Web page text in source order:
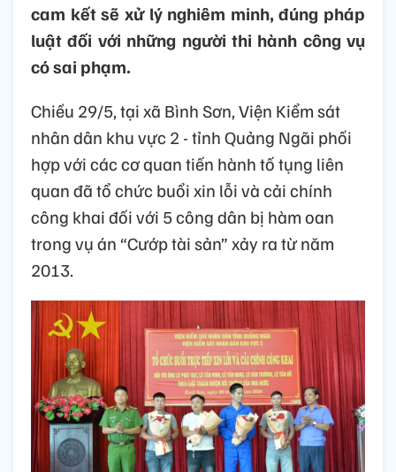
cam kết sẽ xử lý nghiêm minh, đúng pháp
luật đối với những người thi hành công vụ
có sai phạm.
Chiều 29/5, tại xã Bình Sơn, Viện Kiểm sát
nhân dân khu vực 2 - tỉnh Quảng Ngãi phối
hợp với các cơ quan tiến hành tố tụng liên
quan đã tổ chức buổi xin lỗi và cải chính
công khai đối với 5 công dân bị hàm oan
trong vụ án “Cướp tài sản” xảy ra từ năm
2013.